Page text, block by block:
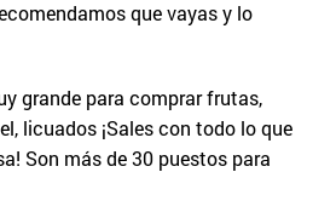
que vayas y lo
grande para comprar frutas,
licuados ¡Sales con todo lo que
Son más de 30 puestos para